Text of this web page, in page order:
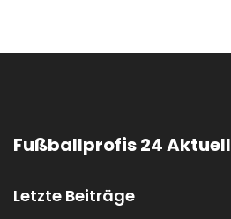
Fußballprofis 24 Aktuell
Letzte Beiträge